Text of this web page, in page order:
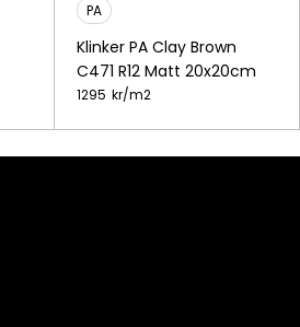
PA
Klinker PA Clay Brown
C471 R12 Matt 20x20cm
1295 kr/m2